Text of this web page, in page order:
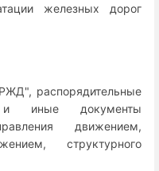
железных дорог
распорядительные
и иные документы
движением,
структурного